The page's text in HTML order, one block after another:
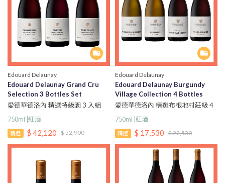
Edouard Delaunay
Edouard Delaunay Grand Cru
Selection 3 Bottles Set
愛德華德洛內 精選特級園 3 入組
750ml |紅酒
精選 $ 42,120 $ 52,900
Edouard Delaunay
Edouard Delaunay Burgundy
Village Collection 4 Bottles
愛德華德洛內 精選布根地村莊級 4
750ml |紅酒
精選 $ 17,530 $ 22,530